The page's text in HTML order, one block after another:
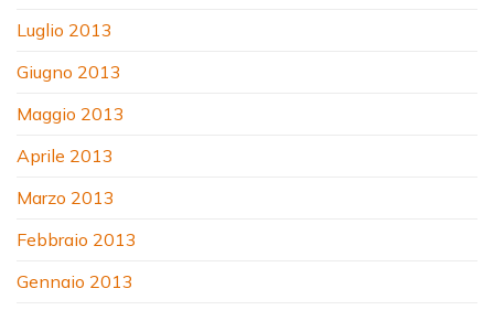
Luglio 2013
Giugno 2013
Maggio 2013
Aprile 2013
Marzo 2013
Febbraio 2013
Gennaio 2013